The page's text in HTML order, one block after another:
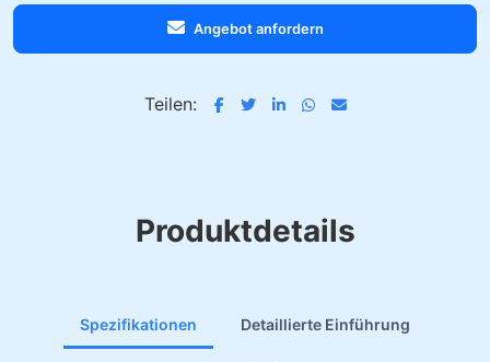
Angebot anfordern
Teilen:
Produktdetails
Spezifikationen Detaillierte Einführung